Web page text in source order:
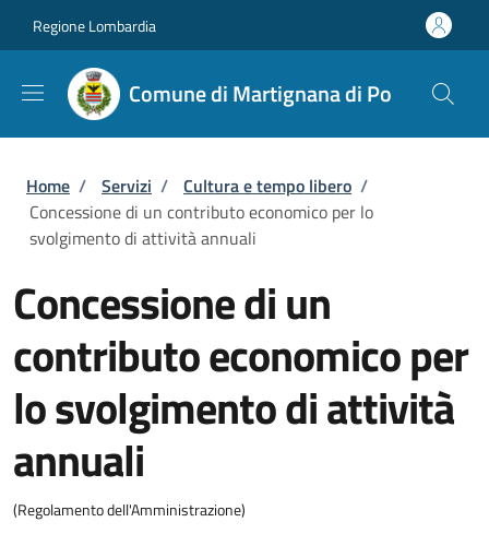
Regione Lombardia
Comune di Martignana di Po
Briciole di pane
Home / Servizi / Cultura e tempo libero /
Concessione di un contributo economico per lo
svolgimento di attività annuali
Concessione di un
contributo economico per
lo svolgimento di attività
annuali
(Regolamento dell'Amministrazione)